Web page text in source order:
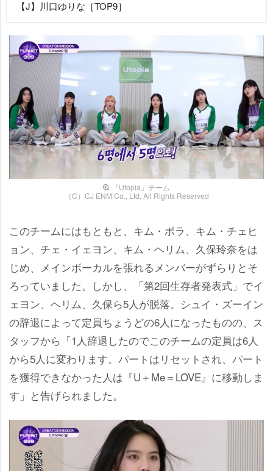
【J】川口ゆりな［TOP9］
『Utopia』チーム
（C）CJ ENM Co., Ltd, All Rights Reserved
このチームにはもともと、キム・ボラ、キム・チェヒ
ョン、チェ・イェヨン、キム・ヘリム、久保玲奈をは
じめ、メインボーカルを張れるメンバーがずらりとそ
ろっていました。しかし、「第2回生存者発表式」でイ
ェヨン、ヘリム、久保ら5人が脱落。シュイ・ズーイン
の辞退によって定員ちょうどの6人になったものの、ス
タッフから「1人辞退したのでこのチームの定員は6人
から5人に変わります。パートはリセットされ、パート
を獲得できなかった人は『U＋Me＝LOVE』に移動しま
す」と告げられました。